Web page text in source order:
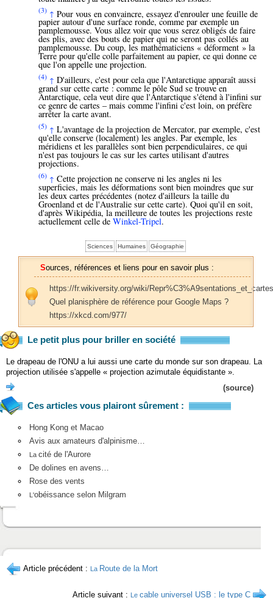
(3) ↑ Pour vous en convaincre, essayez d'enrouler une feuille de
papier autour d'une surface ronde, comme par exemple un
pamplemousse. Vous allez voir que vous serez obligés de faire
des plis, avec des bouts de papier qui ne seront pas collés au
pamplemousse. Du coup, les mathématiciens « déforment » la
Terre pour qu'elle colle parfaitement au papier, ce qui donne ce
que l'on appelle une projection.
(4) ↑ D'ailleurs, c'est pour cela que l'Antarctique apparaît aussi
grand sur cette carte : comme le pôle Sud se trouve en
Antarctique, cela veut dire que l'Antarctique s'étend à l'infini sur
ce genre de cartes – mais comme l'infini c'est loin, on préfère
arrêter la carte avant.
(5) ↑ L'avantage de la projection de Mercator, par exemple, c'est
qu'elle conserve (localement) les angles. Par exemple, les
méridiens et les parallèles sont bien perpendiculaires, ce qui
n'est pas toujours le cas sur les cartes utilisant d'autres
projections.
(6) ↑ Cette projection ne conserve ni les angles ni les
superficies, mais les déformations sont bien moindres que sur
les deux cartes précédentes (notez d'ailleurs la taille du
Groenland et de l'Australie sur cette carte). Quoi qu'il en soit,
d'après Wikipédia, la meilleure de toutes les projections reste
actuellement celle de Winkel-Tripel.
Sciences Humaines Géographie
Sources, références et liens pour en savoir plus :
https://fr.wikiversity.org/wiki/
Quel planisphère de référence pour Google Maps ?
https://xkcd.com/977/
Le petit plus pour briller en société
Le drapeau de l'ONU a lui aussi une carte du monde sur son drapeau. La
projection utilisée s'appelle « projection azimutale équidistante ».
(source)
Ces articles vous plairont sûrement :
Hong Kong et Macao
Avis aux amateurs d'alpinisme…
La cité de l'Aurore
De dolines en avens…
Rose des vents
L'obéissance selon Milgram
Article précédent : La Route de la Mort
Article suivant : Le cable universel USB : le type C